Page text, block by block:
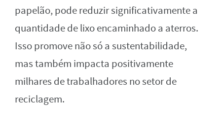
papelão, pode reduzir significativamente a
quantidade de lixo encaminhado a aterros.
Isso promove não só a sustentabilidade,
mas também impacta positivamente
milhares de trabalhadores no setor de
reciclagem.